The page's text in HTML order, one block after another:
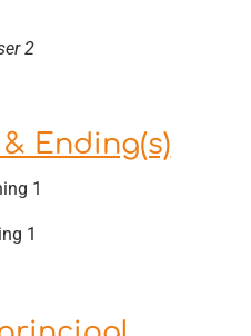
2
Ending(s)
1
1